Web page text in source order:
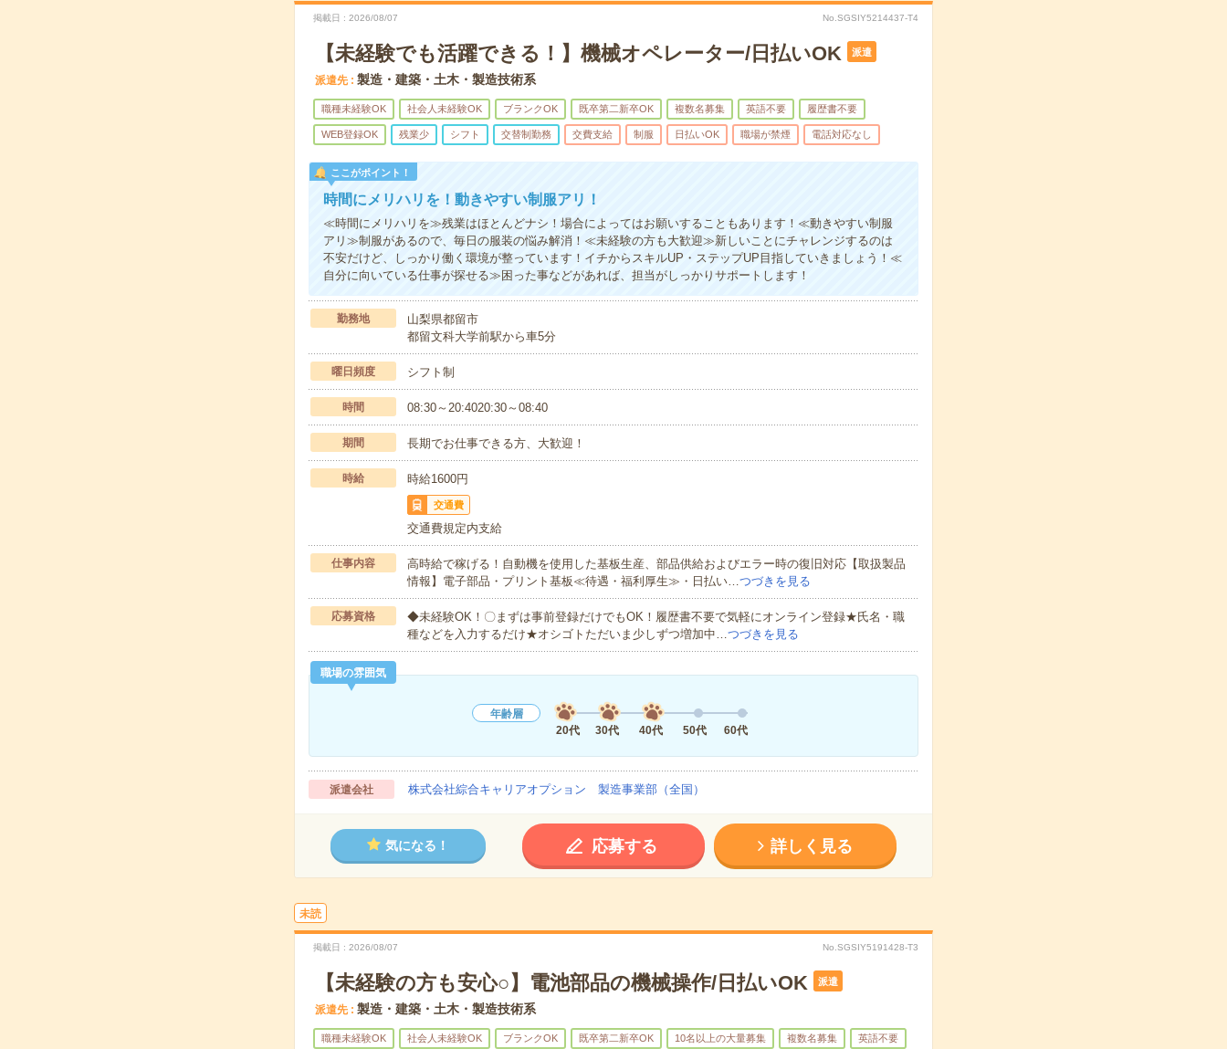
掲載日 2026/08/07 No.SGSIY5214437-T4
【未経験でも活躍できる！】機械オペレーター/日払いOK 派遣
派遣先 製造・建築・土木・製造技術系
職種未経験OK 社会人未経験OK ブランクOK 既卒第二新卒OK 複数名募集 英語不要 履歴書不要
WEB登録OK 残業少 シフト 交替制勤務 交費支給 制服 日払いOK 職場が禁煙 電話対応なし
ここがポイント！
時間にメリハリを！動きやすい制服アリ！
≪時間にメリハリを≫残業はほとんどナシ！場合によってはお願いすることもあります！≪動きやすい制服
アリ≫制服があるので、毎日の服装の悩み解消！≪未経験の方も大歓迎≫新しいことにチャレンジするのは
不安だけど、しっかり働く環境が整っています！イチからスキルUP・ステップUP目指していきましょう！≪
自分に向いている仕事が探せる≫困った事などがあれば、担当がしっかりサポートします！
勤務地
山梨県都留市
都留文科大学前駅から車5分
曜日頻度 シフト制
時間 08:30～20:4020:30～08:40
期間 長期でお仕事できる方、大歓迎！
時給 時給1600円
交通費
交通費規定内支給
仕事内容
高時給で稼げる！自動機を使用した基板生産、部品供給およびエラー時の復旧対応【取扱製品
情報】電子部品・プリント基板≪待遇・福利厚生≫・日払い…つづきを見る
応募資格
◆未経験OK！〇まずは事前登録だけでもOK！履歴書不要で気軽にオンライン登録★氏名・職
種などを入力するだけ★オシゴトただいま少しずつ増加中…つづきを見る
職場の雰囲気
年齢層
20代
30代 40代 50代 60代
派遣会社 株式会社綜合キャリアオプション 製造事業部（全国）
気になる！ 応募する 詳しく見る
未読
掲載日 2026/08/07 No.SGSIY5191428-T3
【未経験の方も安心○】電池部品の機械操作/日払いOK 派遣
派遣先 製造・建築・土木・製造技術系
職種未経験OK 社会人未経験OK ブランクOK 既卒第二新卒OK 10名以上の大量募集 複数名募集 英語不要